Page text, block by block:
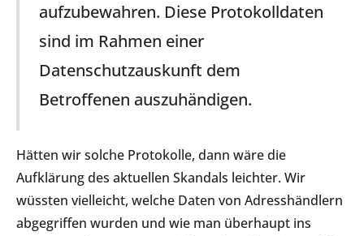
aufzubewahren. Diese Protokolldaten
sind im Rahmen einer
Datenschutzauskunft dem
Betroffenen auszuhändigen.
Hätten wir solche Protokolle, dann wäre die
Aufklärung des aktuellen Skandals leichter. Wir
wüssten vielleicht, welche Daten von Adresshändlern
abgegriffen wurden und wie man überhaupt ins